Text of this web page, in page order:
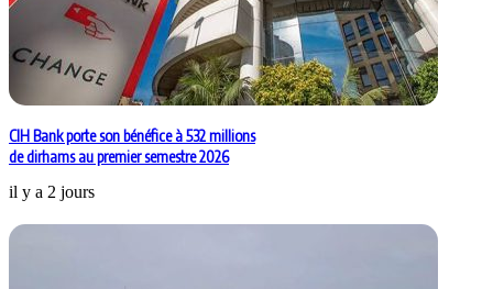
CIH Bank porte son bénéfice à 532 millions
de dirhams au premier semestre 2026
il y a 2 jours